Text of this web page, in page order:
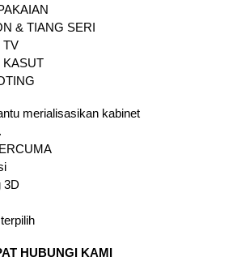
& TIANG SERI
TV
KASUT
merialisasikan kabinet
3D
HUBUNGI KAMI